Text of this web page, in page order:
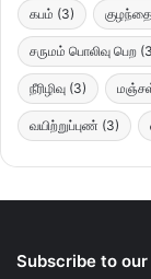
கபம் (3)
சருமம் பொலிவு பெற
நீரிழிவு (3)
வயிற்றுப்புண் (3)
Subscribe to